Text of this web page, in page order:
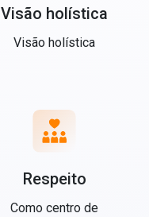
Visão holística
Visão holística
Respeito
Como centro de